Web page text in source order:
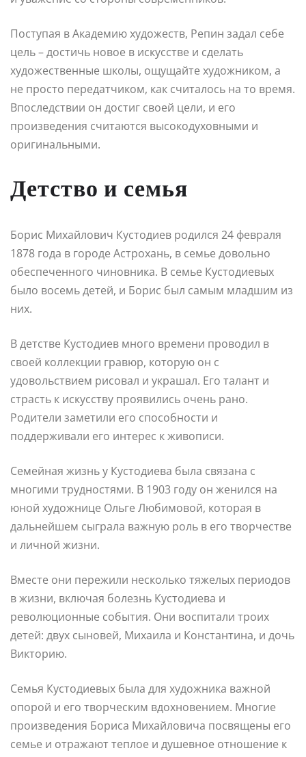
Поступая в Академию художеств, Репин задал себе
цель – достичь новое в искусстве и сделать
художественные школы, ощущайте художником, а
не просто передатчиком, как считалось на то время.
Впоследствии он достиг своей цели, и его
произведения считаются высокодуховными и
оригинальными.
Детство и семья
Борис Михайлович Кустодиев родился 24 февраля
1878 года в городе Астрохань, в семье довольно
обеспеченного чиновника. В семье Кустодиевых
было восемь детей, и Борис был самым младшим из
них.
В детстве Кустодиев много времени проводил в
своей коллекции гравюр, которую он с
удовольствием рисовал и украшал. Его талант и
страсть к искусству проявились очень рано.
Родители заметили его способности и
поддерживали его интерес к живописи.
Семейная жизнь у Кустодиева была связана с
многими трудностями. В 1903 году он женился на
юной художнице Ольге Любимовой, которая в
дальнейшем сыграла важную роль в его творчестве
и личной жизни.
Вместе они пережили несколько тяжелых периодов
в жизни, включая болезнь Кустодиева и
революционные события. Они воспитали троих
детей: двух сыновей, Михаила и Константина, и дочь
Викторию.
Семья Кустодиевых была для художника важной
опорой и его творческим вдохновением. Многие
произведения Бориса Михайловича посвящены его
семье и отражают теплое и душевное отношение к